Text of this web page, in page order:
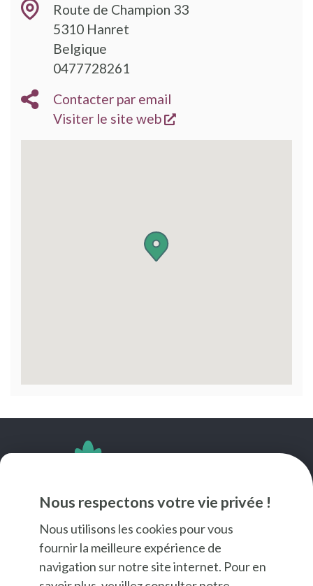
Nous respectons votre vie privée !
Nous utilisons les cookies pour vous
fournir la meilleure expérience de
navigation sur notre site internet. Pour en
Route de Champion 33
5310 Hanret
Belgique
0477728261
Contacter par email
Visiter le site web
s'ouvre dans une